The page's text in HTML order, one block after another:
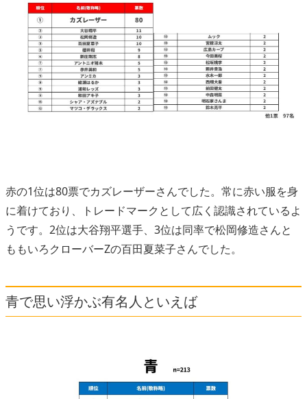
赤の1位は80票でカズレーザーさんでした。常に赤い服を身
に着けており、トレードマークとして広く認識されているよ
うです。2位は大谷翔平選手、3位は同率で松岡修造さんと
ももいろクローバーZの百田夏菜子さんでした。
青で思い浮かぶ有名人といえば